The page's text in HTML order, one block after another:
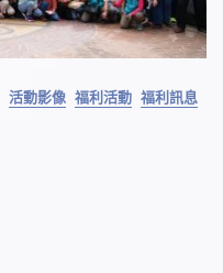
活動影像 福利活動 福利訊息